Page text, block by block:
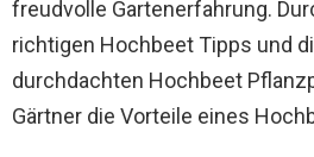
freudvolle Gartenerfahrung.
richtigen Hochbeet Tipps und
durchdachten Hochbeet
Gärtner die Vorteile eines